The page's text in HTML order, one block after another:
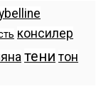
консилер
тени тон